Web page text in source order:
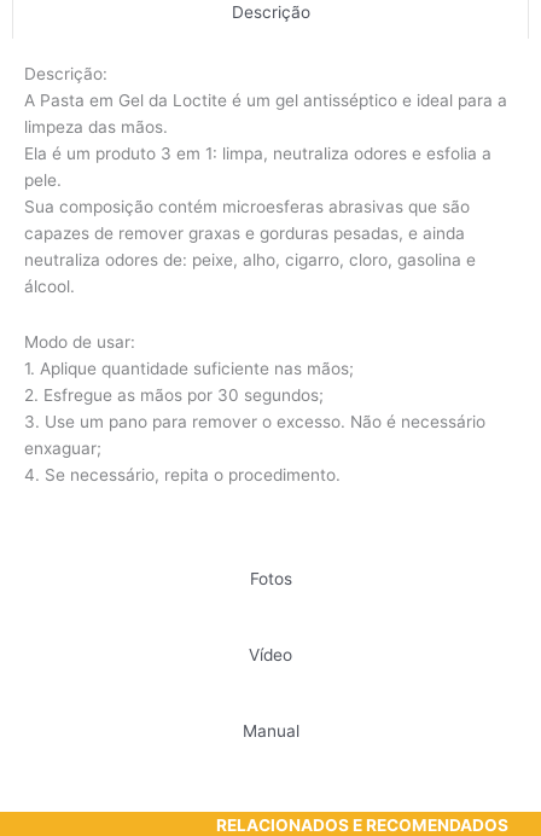
Descrição
Fotos
Vídeo
Manual
Descrição:
A Pasta em Gel da Loctite é um gel antisséptico e ideal para a
limpeza das mãos.
Ela é um produto 3 em 1: limpa, neutraliza odores e esfolia a
pele.
Sua composição contém microesferas abrasivas que são
capazes de remover graxas e gorduras pesadas, e ainda
neutraliza odores de: peixe, alho, cigarro, cloro, gasolina e
álcool.
Modo de usar:
1. Aplique quantidade suficiente nas mãos;
2. Esfregue as mãos por 30 segundos;
3. Use um pano para remover o excesso. Não é necessário
enxaguar;
4. Se necessário, repita o procedimento.
RELACIONADOS E RECOMENDADOS